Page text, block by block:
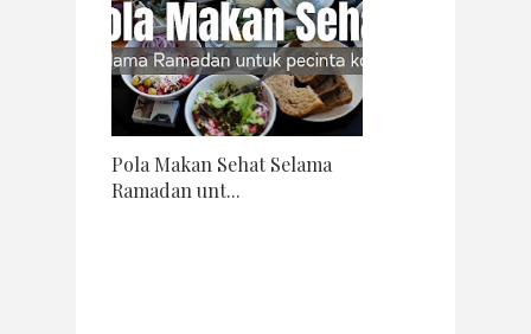
Pola Makan Sehat Selama
Ramadan unt...